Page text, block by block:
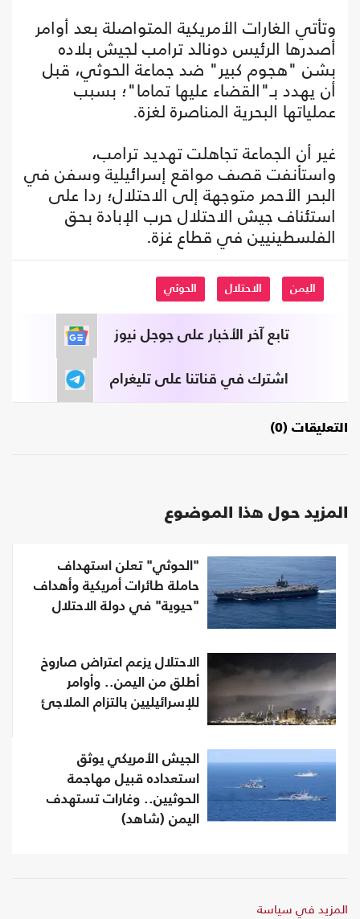
وتأتي الغارات الأمريكية المتواصلة بعد أوامر
أصدرها الرئيس دونالد ترامب لجيش بلاده
بشن "هجوم كبير" ضد جماعة الحوثي، قبل
أن يهدد بـ"القضاء عليها تماما"؛ بسبب
عملياتها البحرية المناصرة لغزة.
غير أن الجماعة تجاهلت تهديد ترامب،
واستأنفت قصف مواقع إسرائيلية وسفن في
البحر الأحمر متوجهة إلى الاحتلال؛ ردا على
استئناف جيش الاحتلال حرب الإبادة بحق
الفلسطينيين في قطاع غزة.
اليمن الاحتلال الحوثي
تابع آخر الأخبار على جوجل نيوز
اشترك في قناتنا على تليغرام
التعليقات (0)
المزيد حول هذا الموضوع
"الحوثي" تعلن استهداف
حاملة طائرات أمريكية وأهداف
"حيوية" في دولة الاحتلال
الاحتلال يزعم اعتراض صاروخ
أطلق من اليمن.. وأوامر
للإسرائيليين بالتزام الملاجئ
الجيش الأمريكي يوثق
استعداده قبيل مهاجمة
الحوثيين.. وغارات تستهدف
اليمن (شاهد)
المزيد في سياسة